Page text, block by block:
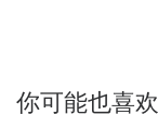
你可能也喜欢